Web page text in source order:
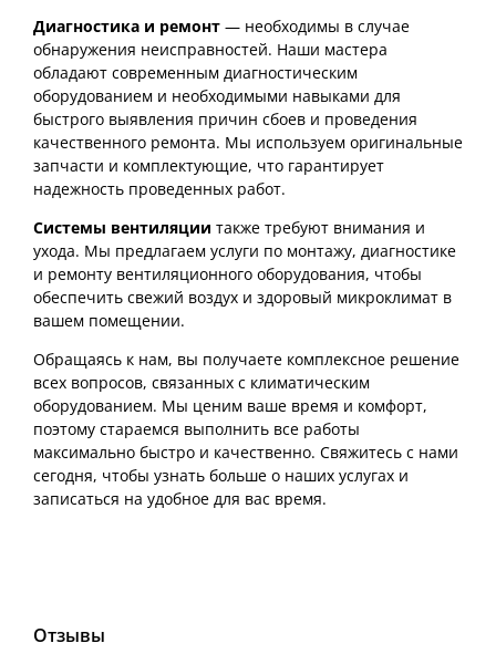
Диагностика и ремонт — необходимы в случае
обнаружения неисправностей. Наши мастера
обладают современным диагностическим
оборудованием и необходимыми навыками для
быстрого выявления причин сбоев и проведения
качественного ремонта. Мы используем оригинальные
запчасти и комплектующие, что гарантирует
надежность проведенных работ.
Системы вентиляции также требуют внимания и
ухода. Мы предлагаем услуги по монтажу, диагностике
и ремонту вентиляционного оборудования, чтобы
обеспечить свежий воздух и здоровый микроклимат в
вашем помещении.
Обращаясь к нам, вы получаете комплексное решение
всех вопросов, связанных с климатическим
оборудованием. Мы ценим ваше время и комфорт,
поэтому стараемся выполнить все работы
максимально быстро и качественно. Свяжитесь с нами
сегодня, чтобы узнать больше о наших услугах и
записаться на удобное для вас время.
Отзывы